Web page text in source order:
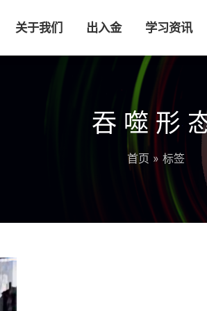
关于我们 出入金 学习资讯
吞噬形
首页 » 标签